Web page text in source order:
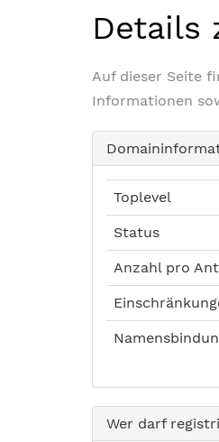
Details
Auf dieser Seite
Informationen
Toplevel
Status
Anzahl pro
Wer darf